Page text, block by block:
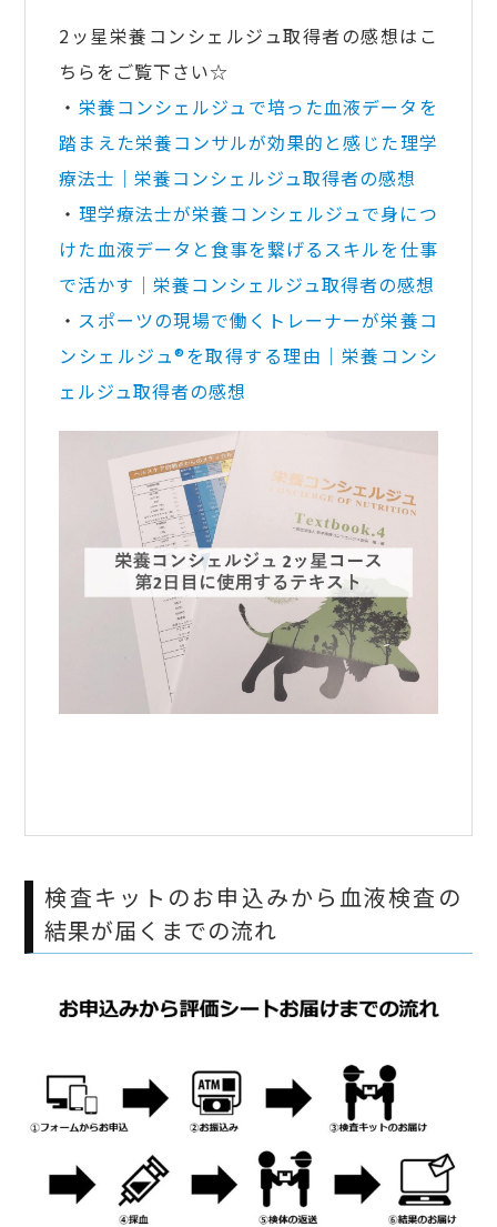
2ッ星栄養コンシェルジュ取得者の感想はこ
ちらをご覧下さい☆
・ 栄養コンシェルジュで培った血液データを
踏まえた栄養コンサルが効果的と感じた理学
療法士｜栄養コンシェルジュ取得者の感想
・ 理学療法士が栄養コンシェルジュで身につ
けた血液データと食事を繋げるスキルを仕事
で活かす｜栄養コンシェルジュ取得者の感想
・ スポーツの現場で働くトレーナーが栄養コ
ンシェルジュ®を取得する理由｜栄養コンシ
ェルジュ取得者の感想
検査キットのお申込みから血液検査の
結果が届くまでの流れ